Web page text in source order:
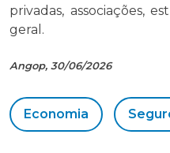
privadas, associações,
geral.
Angop, 30/06/2026
Economia